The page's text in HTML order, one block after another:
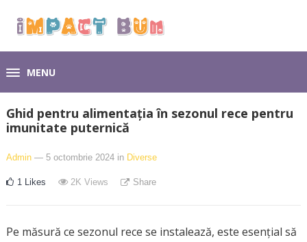
MENU
Ghid pentru alimentația în sezonul rece pentru
imunitate puternică
Admin — 5 octombrie 2024 in Diverse
1 Likes 2K Views Share
Pe măsură ce sezonul rece se instalează, este esențial să